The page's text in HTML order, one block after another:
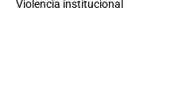
Violencia institucional